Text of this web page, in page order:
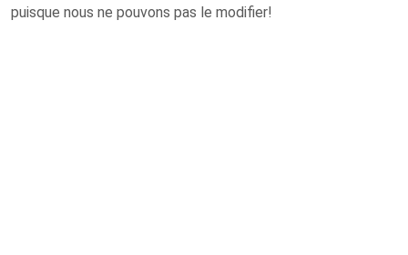
puisque nous ne pouvons pas le modifier!